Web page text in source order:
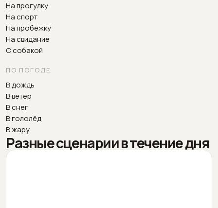
На прогулку
На спорт
На пробежку
На свидание
С собакой
ПО ПОГОДЕ
В дождь
В ветер
В снег
В гололёд
В жару
Разные сценарии в течение дня